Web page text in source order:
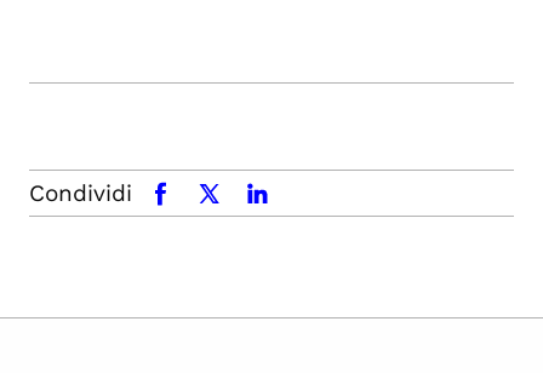
Condividi facebookx.comlinkedin